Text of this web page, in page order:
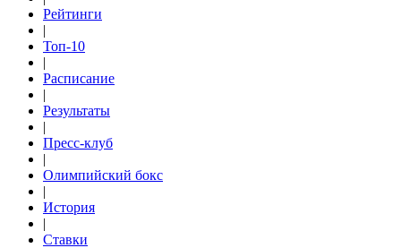
Рейтинги
|
Топ-10
|
Расписание
|
Результаты
|
Пресс-клуб
|
Олимпийский бокс
|
История
|
Ставки